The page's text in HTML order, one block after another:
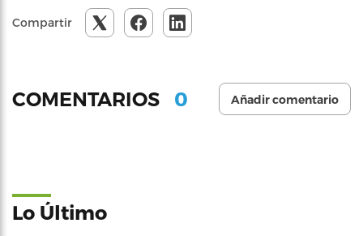
Compartir
COMENTARIOS 0 Añadir comentario
Lo Último